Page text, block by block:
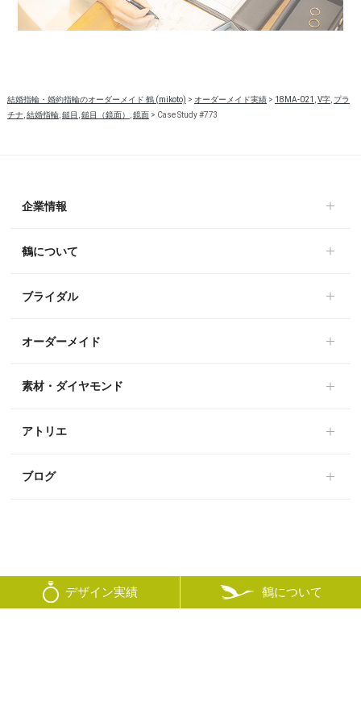
デザイン実績 鶴について
結婚指輪・婚約指輪のオーダーメイド 鶴 (mikoto) > オーダーメイド実績> 18MA-021 V字, プラ
チナ 結婚指輪, 鎚目 鎚目（鏡面） 鏡面> Case Study #773
企業情報
鶴について
ブライダル
オーダーメイド
素材・ダイヤモンド
アトリエ
ブログ